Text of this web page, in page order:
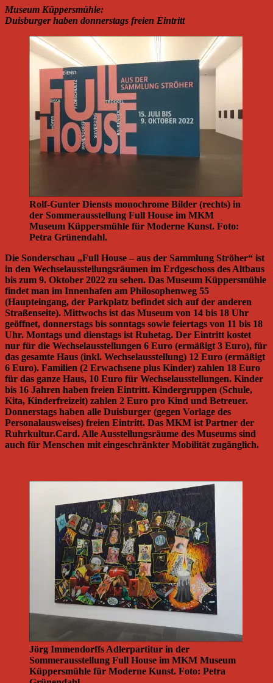
Museum Küppersmühle:
Duisburger haben donnerstags freien Eintritt
Rolf-Gunter Diensts monochrome Bilder (rechts) in
der Sommerausstellung Full House im MKM
Museum Küppersmühle für Moderne Kunst. Foto:
Petra Grünendahl.
Die Sonderschau „Full House – aus der Sammlung Ströher“ ist
in den Wechselausstellungsräumen im Erdgeschoss des Altbaus
bis zum 9. Oktober 2022 zu sehen. Das Museum Küppersmühle
findet man im Innenhafen am Philosophenweg 55
(Haupteingang, der Parkplatz befindet sich auf der anderen
Straßenseite). Mittwochs ist das Museum von 14 bis 18 Uhr
geöffnet, donnerstags bis sonntags sowie feiertags von 11 bis 18
Uhr. Montags und dienstags ist Ruhetag. Der Eintritt kostet
nur für die Wechselausstellungen 6 Euro (ermäßigt 3 Euro), für
das gesamte Haus (inkl. Wechselausstellung) 12 Euro (ermäßigt
6 Euro). Familien (2 Erwachsene plus Kinder) zahlen 18 Euro
für das ganze Haus, 10 Euro für Wechselausstellungen. Kinder
bis 16 Jahren haben freien Eintritt. Kindergruppen (Schule,
Kita, Kinderfreizeit) zahlen 2 Euro pro Kind und Betreuer.
Donnerstags haben alle Duisburger (gegen Vorlage des
Personalausweises) freien Eintritt. Das MKM ist Partner der
Ruhrkultur.Card. Alle Ausstellungsräume des Museums sind
auch für Menschen mit eingeschränkter Mobilität zugänglich.
Jörg Immendorffs Adlerpartitur in der
Sommerausstellung Full House im MKM Museum
Küppersmühle für Moderne Kunst. Foto: Petra